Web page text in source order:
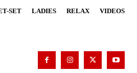
SET LADIES RELAX VIDEOS